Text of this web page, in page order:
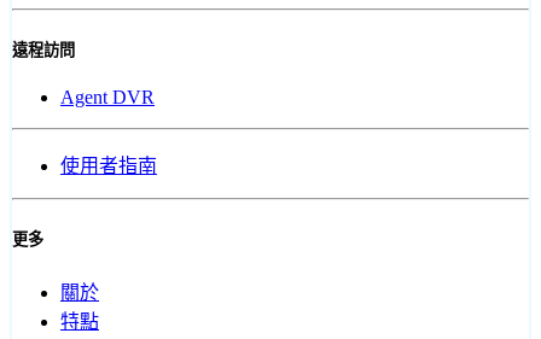
遠程訪問
Agent DVR
使用者指南
更多
關於
特點